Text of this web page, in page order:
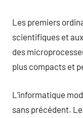
Les premiers
scientifiques et
des
plus compacts et
L’informatique
sans précédent.